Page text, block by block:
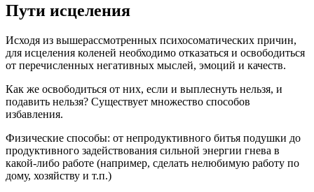
Пути исцеления
Исходя из вышерассмотренных психосоматических причин,
для исцеления коленей необходимо отказаться и освободиться
от перечисленных негативных мыслей, эмоций и качеств.
Как же освободиться от них, если и выплеснуть нельзя, и
подавить нельзя? Существует множество способов
избавления.
Физические способы: от непродуктивного битья подушки до
продуктивного задействования сильной энергии гнева в
какой-либо работе (например, сделать нелюбимую работу по
дому, хозяйству и т.п.)